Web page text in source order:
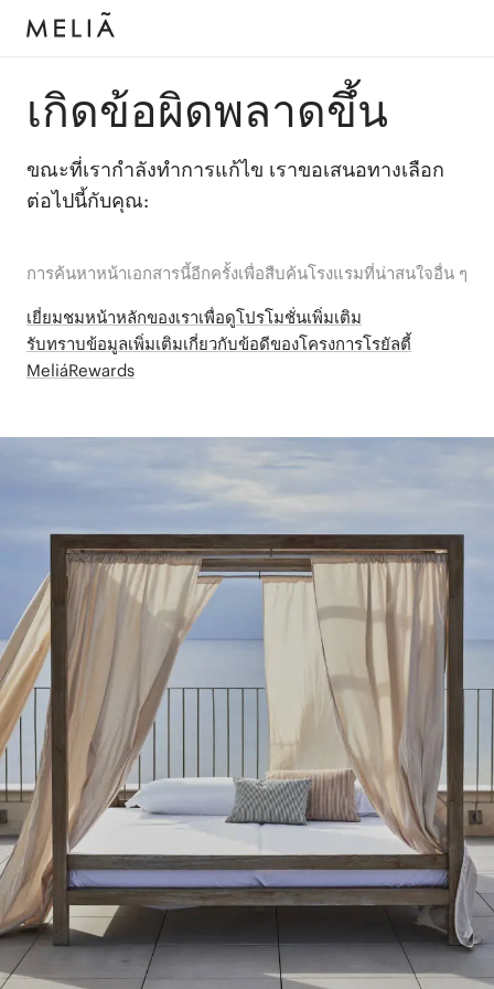
เกิดข้อผิดพลาดขึ้น
ขณะที่เรากำลังทำการแก้ไข เราขอเสนอทางเลือก
ต่อไปนี้กับคุณ:
การค้นหาหน้าเอกสารนี้อีกครั้งเพื่อสืบค้นโรงแรมที่น่าสนใจอื่น ๆ
เยี่ยมชมหน้าหลักของเราเพื่อดูโปรโมชั่นเพิ่มเติม
รับทราบข้อมูลเพิ่มเติมเกี่ยวกับข้อดีของโครงการโรยัลตี้
MeliáRewards